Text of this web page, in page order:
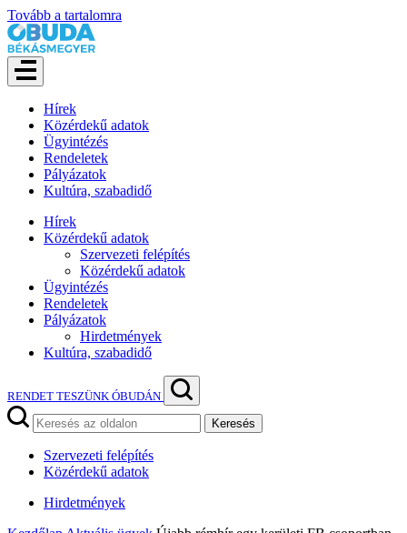
Tovább a tartalomra
Hírek
Közérdekű adatok
Ügyintézés
Rendeletek
Pályázatok
Kultúra, szabadidő
Hírek
Közérdekű adatok
Szervezeti felépítés
Közérdekű adatok
Ügyintézés
Rendeletek
Pályázatok
Hirdetmények
Kultúra, szabadidő
RENDET TESZÜNK ÓBUDÁN
Keresés
Szervezeti felépítés
Közérdekű adatok
Hirdetmények